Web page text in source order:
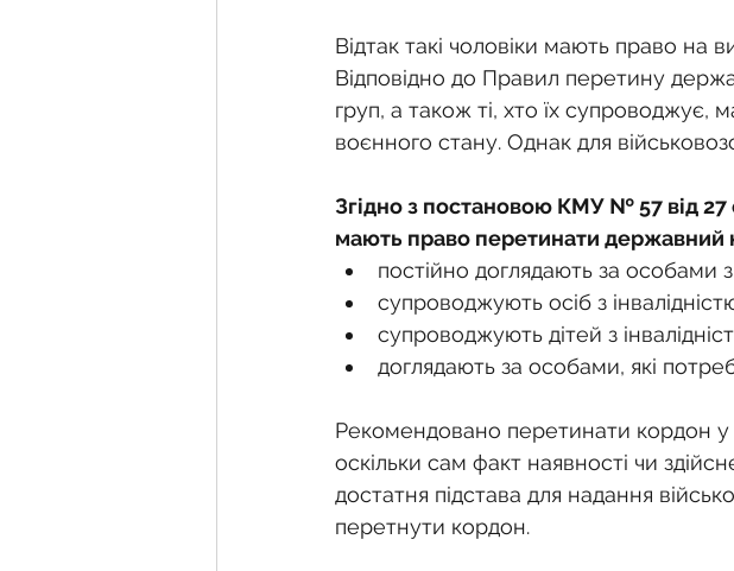
Відтак такі чоловіки мають право на
Відповідно до Правил перетину
груп, а також ті, хто їх супроводжує,
воєнного стану. Однак для
Згідно з постановою КМУ № 57 від 27
мають право перетинати державний
постійно доглядають за особами з
супроводжують осіб з
супроводжують дітей з
доглядають за особами, які
Рекомендовано перетинати кордон у
оскільки сам факт наявності чи
достатня підстава для надання
перетнути кордон.